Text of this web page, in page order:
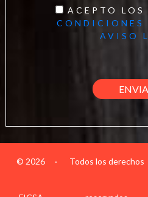
ACEPTO LOS
CONDICIONES
AVISO
© 2026 · Todos los derechos